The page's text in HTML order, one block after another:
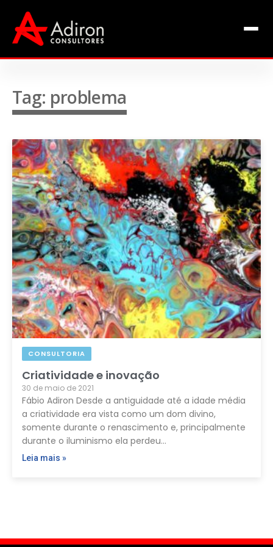
Livros de Fábio Adiron
Contato
Tag: problema
CONSULTORIA
Criatividade e inovação
30 de maio de 2021
Fábio Adiron Desde a antiguidade até a idade média
a criatividade era vista como um dom divino,
somente durante o renascimento e, principalmente
durante o iluminismo ela perdeu…
Leia mais »